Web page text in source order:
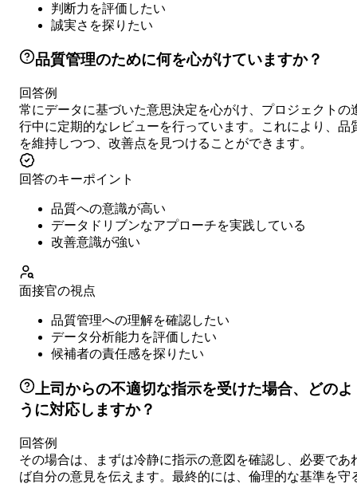
判断力を評価したい
誠実さを探りたい
品質管理のために何を心がけていますか？
回答例
常にデータに基づいた意思決定を心がけ、プロジェクトの
行中に定期的なレビューを行っています。これにより、品
を維持しつつ、改善点を見つけることができます。
回答のキーポイント
品質への意識が高い
データドリブンなアプローチを実践している
改善意識が強い
面接官の視点
品質管理への理解を確認したい
データ分析能力を評価したい
候補者の責任感を探りたい
上司からの不適切な指示を受けた場合、どのよ
うに対応しますか？
回答例
その場合は、まずは冷静に指示の意図を確認し、必要であ
ば自分の意見を伝えます。最終的には、倫理的な基準を守